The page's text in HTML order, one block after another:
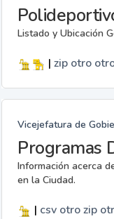
Listado y Ubicación
| zip otro
Vicejefatura de
Programas
Información acerca
en la Ciudad.
| csv otrozip